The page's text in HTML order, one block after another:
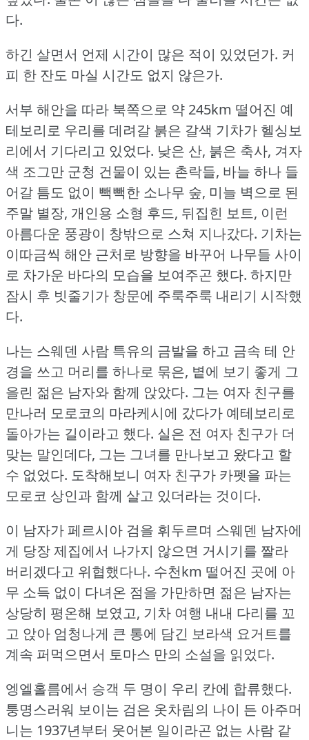
다.
하긴 살면서 언제 시간이 많은 적이 있었던가. 커
피 한 잔도 마실 시간도 없지 않은가.
서부 해안을 따라 북쪽으로 약 245km 떨어진 예
테보리로 우리를 데려갈 붉은 갈색 기차가 헬싱보
리에서 기다리고 있었다. 낮은 산, 붉은 축사, 겨자
색 조그만 군청 건물이 있는 촌락들, 바늘 하나 들
어갈 틈도 없이 빽빽한 소나무 숲, 미늘 벽으로 된
주말 별장, 개인용 소형 후드, 뒤집힌 보트, 이런
아름다운 풍광이 창밖으로 스쳐 지나갔다. 기차는
이따금씩 해안 근처로 방향을 바꾸어 나무들 사이
로 차가운 바다의 모습을 보여주곤 했다. 하지만
잠시 후 빗줄기가 창문에 주룩주룩 내리기 시작했
다.
나는 스웨덴 사람 특유의 금발을 하고 금속 테 안
경을 쓰고 머리를 하나로 묶은, 볕에 보기 좋게 그
을린 젊은 남자와 함께 앉았다. 그는 여자 친구를
만나러 모로코의 마라케시에 갔다가 예테보리로
돌아가는 길이라고 했다. 실은 전 여자 친구가 더
맞는 말인데다, 그는 그녀를 만나보고 왔다고 할
수 없었다. 도착해보니 여자 친구가 카펫을 파는
모로코 상인과 함께 살고 있더라는 것이다.
이 남자가 페르시아 검을 휘두르며 스웨덴 남자에
게 당장 제집에서 나가지 않으면 거시기를 짤라
버리겠다고 위협했다나. 수천km 떨어진 곳에 아
무 소득 없이 다녀온 점을 가만하면 젊은 남자는
상당히 평온해 보였고, 기차 여행 내내 다리를 꼬
고 앉아 엄청나게 큰 통에 담긴 보라색 요거트를
계속 퍼먹으면서 토마스 만의 소설을 읽었다.
엥엘홀름에서 승객 두 명이 우리 칸에 합류했다.
퉁명스러워 보이는 검은 옷차림의 나이 든 아주머
니는 1937년부터 웃어본 일이라곤 없는 사람 같